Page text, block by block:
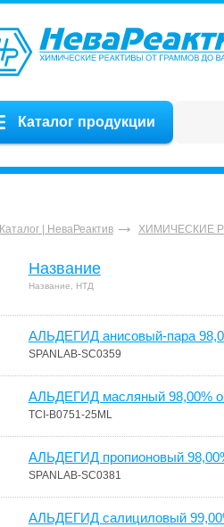
Каталог продукции
Каталог | НеваРеактив ХИМИЧЕСКИЕ
Название
Название, НТД
АЛЬДЕГИД анисовый-пара
SPANLAB-SC0359
АЛЬДЕГИД масляный 98,00%
TCI-B0751-25ML
АЛЬДЕГИД пропионовый
SPANLAB-SC0381
АЛЬДЕГИД салициловый